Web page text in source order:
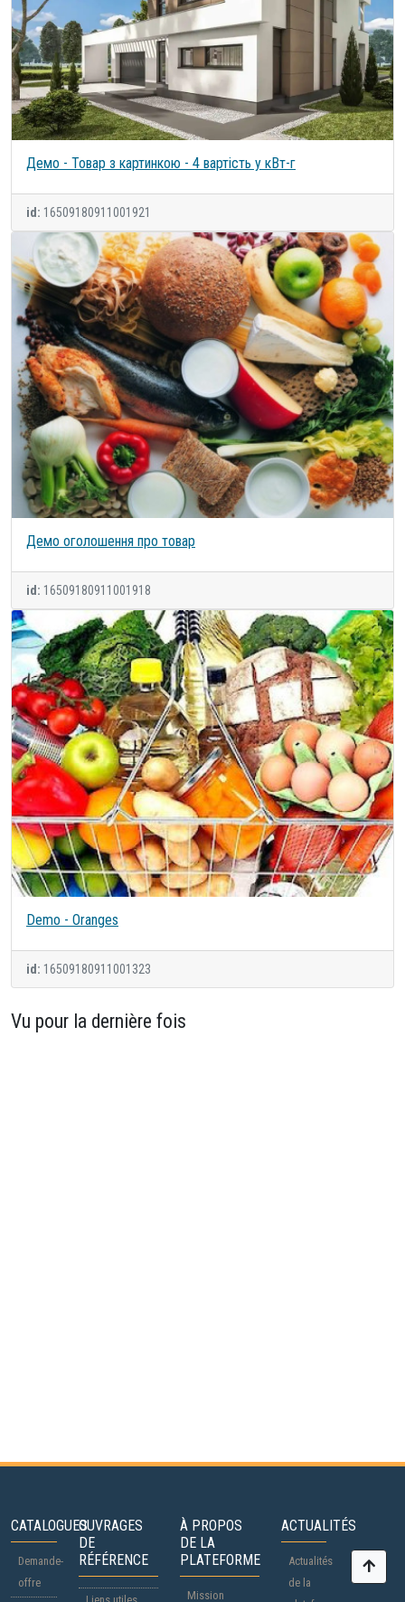
Демо - Товар з картинкою - 4 вартість у кВт-г
id: 16509180911001921
Демо оголошення про товар
id: 16509180911001918
Demo - Oranges
id: 16509180911001323
Vu pour la dernière fois
CATALOGUES
Demande-
offre
OUVRAGES
DE
RÉFÉRENCE
À PROPOS
DE LA
PLATEFORME
Mission
ACTUALITÉS
Actualités
de la